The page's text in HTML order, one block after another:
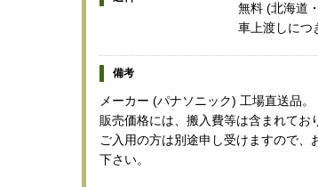
無料 (北海道
車上渡しにつ
備考
メーカー (パナソニック) 工場直送品。
販売価格には、搬入費等は含まれてお
ご入用の方は別途申し受けますので、
下さい。